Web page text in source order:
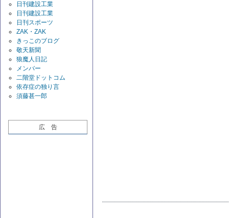
日刊建設工業
日刊建設工業
日刊スポーツ
ZAK・ZAK
きっこのブログ
敬天新聞
狼魔人日記
メンバー
二階堂ドットコム
依存症の独り言
須藤甚一郎
広 告